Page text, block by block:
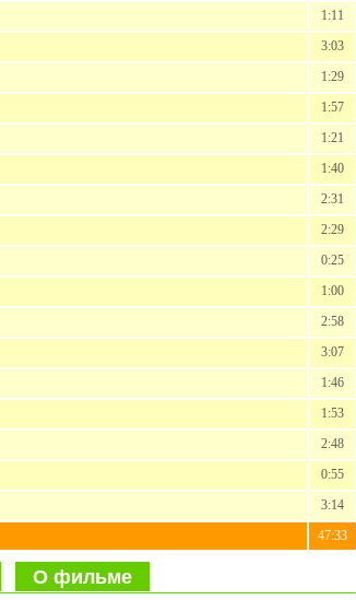
1:11
3:03
1:29
1:57
1:21
1:40
2:31
2:29
0:25
1:00
2:58
3:07
1:46
1:53
2:48
0:55
3:14
47:33
О фильме